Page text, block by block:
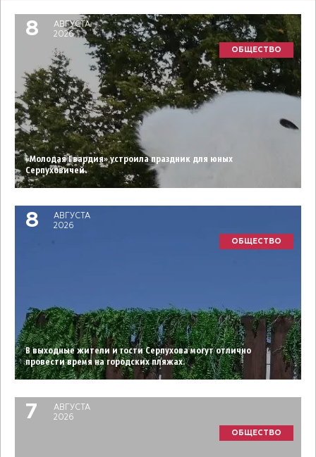
8
АВГУСТА
2026
ОБЩЕСТВО
«Молодая Гвардия» устроила праздник для юных
Серпуховичей.
8
АВГУСТА
2026
ОБЩЕСТВО
В выходные жители и гости Серпухова могут отлично
провести время на городских пляжах.
7
АВГУСТА
2026
ОБЩЕСТВО